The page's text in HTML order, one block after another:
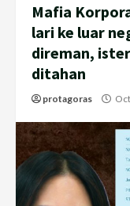
Mafia
lari ke luar
direman,
ditahan
protagoras